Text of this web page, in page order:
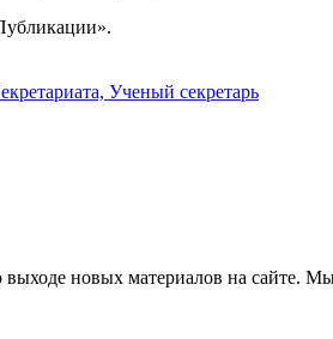
Ученый секретарь
новых материалов на сайте.